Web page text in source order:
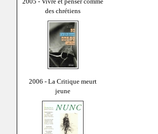
des chrétiens
2006 - La Critique meurt
jeune